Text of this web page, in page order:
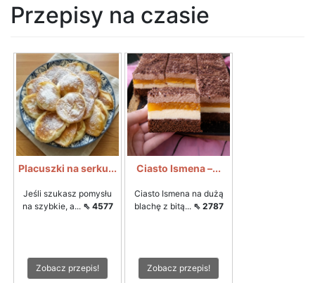
Przepisy na czasie
Placuszki na serku...
Jeśli szukasz pomysłu
na szybkie, a... ⇖ 4577
Zobacz przepis!
Ciasto Ismena –...
Ciasto Ismena na dużą
blachę z bitą... ⇖ 2787
Zobacz przepis!